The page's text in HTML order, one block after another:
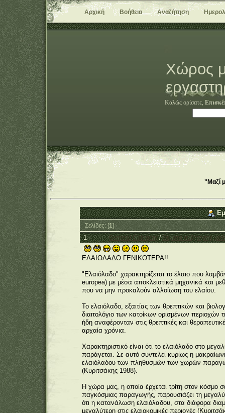
Αρχική Βοήθεια Αναζήτηση
Χώρος
Καλώς ορίσατε,
"Μαζί
Σελίδες: [1]
1 General Category/Θέματα συζήτησης
ΕΛΑΙΟΛΑΔΟ ΓΕΝΙΚΟΤΕΡΑ!!
"Ελαιόλαδο" χαρακτηρίζεται το έλαιο που
europea) με μέσα αποκλειστικά μηχανικά και
που να μην προκαλούν αλλοίωση του ελαίου.
Το ελαιόλαδο, εξαιτίας των θρεπτικών και
διαιτολόγιο των κατοίκων ορισμένων περιοχών
ήδη αναφέρονταν στις θρεπτικές και
αρχαία χρόνια.
Χαρακτηριστικό είναι ότι το ελαιόλαδο στο
παράγεται. Σε αυτό συντελεί κυρίως η
ελαιόλαδου των πληθυσμών των χωρών
(Κυριτσάκης 1988).
Η χώρα μας, η οποία έρχεται τρίτη στον
παγκόσμιας παραγωγής, παρουσιάζει τη
ότι η κατανάλωση ελαιόλαδου, στα διάφορα
μεγαλύτερη στις ελαιοκομικές περιοχές